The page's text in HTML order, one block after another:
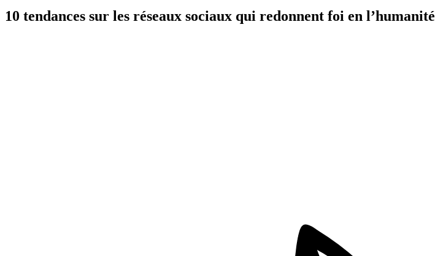
10 tendances sur les réseaux sociaux qui redonnent foi en l’humanité